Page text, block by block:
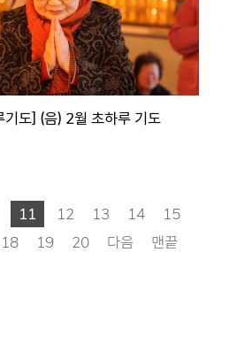
도] (음) 2월 초하루 기도
11 12 13 14
15
18 19 20 다음 맨끝